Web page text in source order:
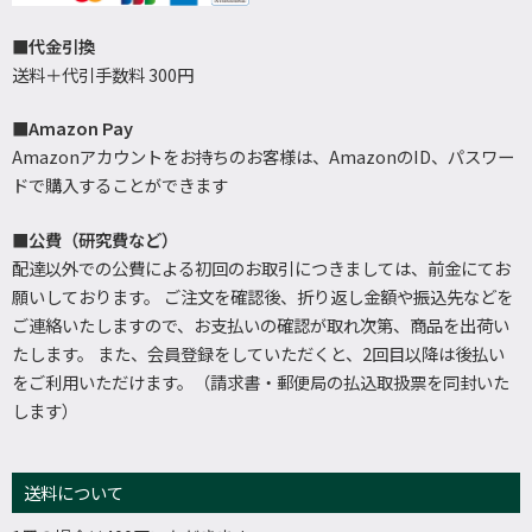
■代金引換
送料＋代引手数料 300円
■Amazon Pay
Amazonアカウントをお持ちのお客様は、AmazonのID、パスワー
ドで購入することができます
■公費（研究費など）
配達以外での公費による初回のお取引につきましては、前金にてお
願いしております。 ご注文を確認後、折り返し金額や振込先などを
ご連絡いたしますので、お支払いの確認が取れ次第、商品を出荷い
たします。 また、会員登録をしていただくと、2回目以降は後払い
をご利用いただけます。（請求書・郵便局の払込取扱票を同封いた
します）
送料について